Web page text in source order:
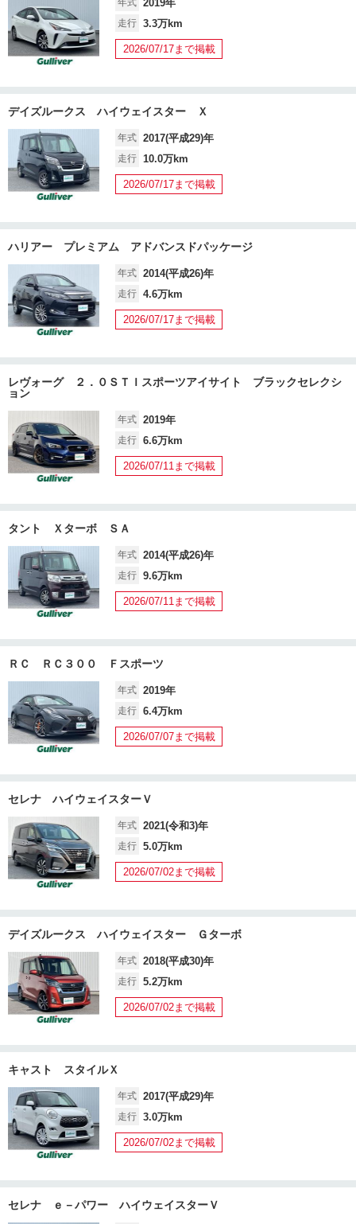
年式 2019年
走行 3.3万km
2026/07/17まで掲載
デイズルークス ハイウェイスター Ｘ
年式 2017(平成29)年
走行 10.0万km
2026/07/17まで掲載
ハリアー プレミアム アドバンスドパッケージ
年式 2014(平成26)年
走行 4.6万km
2026/07/17まで掲載
レヴォーグ ２．０ＳＴＩスポーツアイサイト ブラックセレクシ
ョン
年式 2019年
走行 6.6万km
2026/07/11まで掲載
タント Ｘターボ ＳＡ
年式 2014(平成26)年
走行 9.6万km
2026/07/11まで掲載
ＲＣ ＲＣ３００ Ｆスポーツ
年式 2019年
走行 6.4万km
2026/07/07まで掲載
セレナ ハイウェイスターＶ
年式 2021(令和3)年
走行 5.0万km
2026/07/02まで掲載
デイズルークス ハイウェイスター Ｇターボ
年式 2018(平成30)年
走行 5.2万km
2026/07/02まで掲載
キャスト スタイルＸ
年式 2017(平成29)年
走行 3.0万km
2026/07/02まで掲載
セレナ ｅ－パワー ハイウェイスターＶ